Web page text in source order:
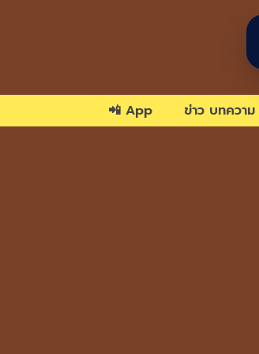
📲 App ข่าว บทความ